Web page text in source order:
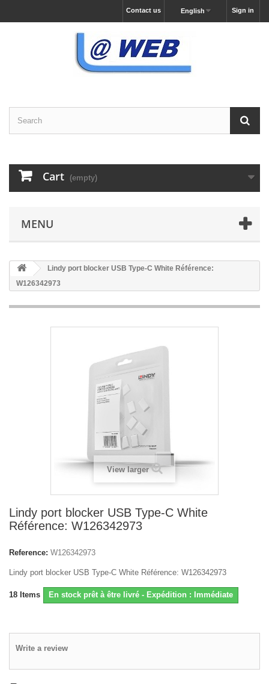
Sign in
English
Contact us
Cart (empty)
MENU
Lindy port blocker USB Type-C White Référence:
W126342973
View larger
Lindy port blocker USB Type-C White
Référence: W126342973
Reference: W126342973
Lindy port blocker USB Type-C White Référence: W126342973
18 Items En stock prêt à être livré - Expédition : Immédiate
Write a review